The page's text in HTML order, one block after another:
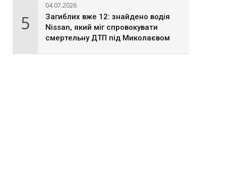
5
04.07.2026
Загиблих вже 12: знайдено водія
Nissan, який міг спровокувати
смертельну ДТП під Миколаєвом